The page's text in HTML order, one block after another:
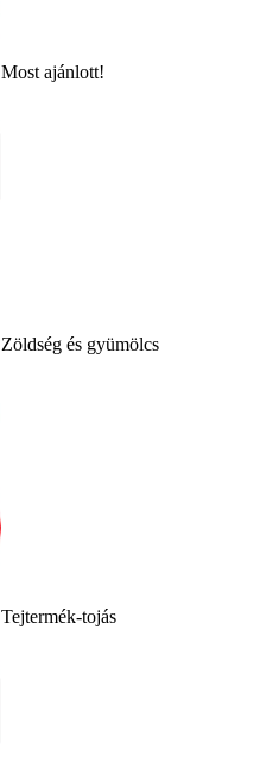
Most ajánlott!
Zöldség és gyümölcs
Tejtermék-tojás